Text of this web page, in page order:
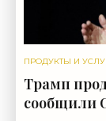
ПРОДУКТЫ И
Трамп
сообщили